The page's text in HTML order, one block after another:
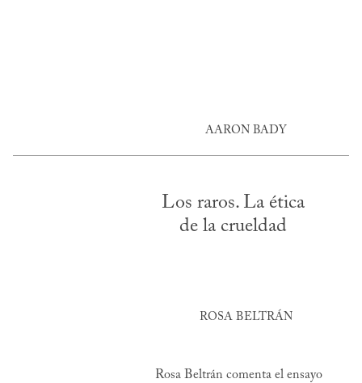
AARON BADY
Los raros. La ética
de la crueldad
ROSA BELTRÁN
Rosa Beltrán comenta el ensayo